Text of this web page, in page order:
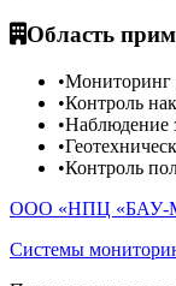
Область
•Мониторинг
•Контроль
•Наблюдение
•
•Контроль
ООО «НПЦ
Системы